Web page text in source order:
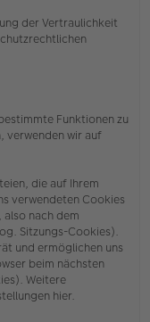
der Vertraulichkeit
Funktionen zu
verwenden wir auf
die auf Ihrem
verwendeten Cookies
nach dem
Sitzungs-Cookies).
und ermöglichen uns
beim nächsten
Weitere
hier.